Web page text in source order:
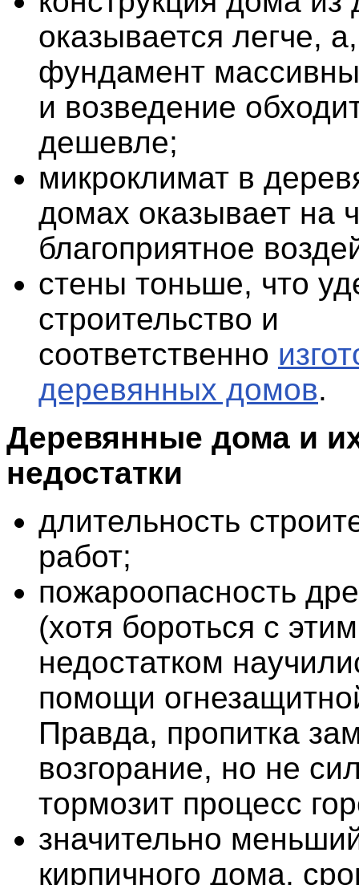
оказывается легче,
фундамент
и возведение
дешевле;
микроклимат в
домах оказывает на
благоприятное
стены тоньше, что
строительство и
соответственно
деревянных домов.
Деревянные дома и
недостатки
длительность
работ;
пожароопасность
(хотя бороться с этим
недостатком
помощи
Правда, пропитка
возгорание, но не
тормозит процесс
значительно
кирпичного дома,